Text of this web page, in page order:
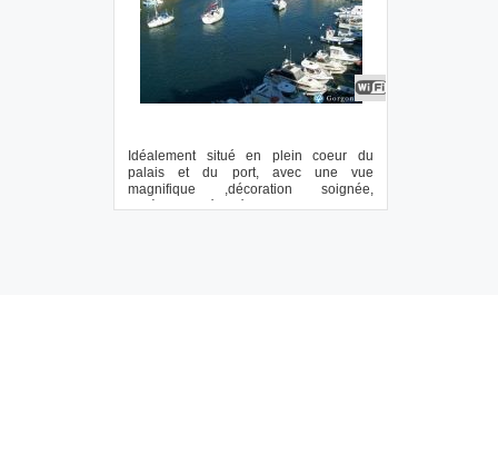
Idéalement situé en plein coeur du
palais et du port, avec une vue
magnifique ,décoration soignée,
entièrement rénovée, ...